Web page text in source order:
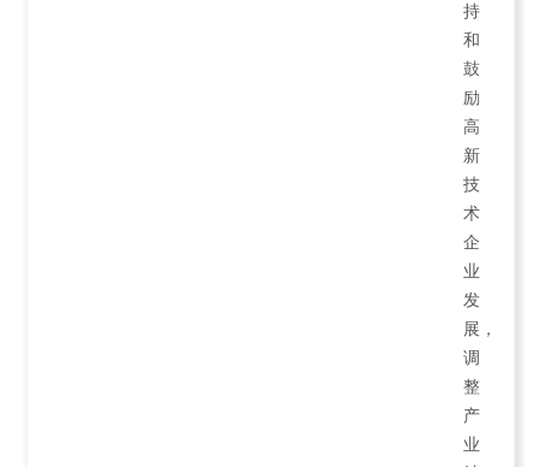
持
和
鼓
励
高
新
技
术
企
业
发
展，
调
整
产
业